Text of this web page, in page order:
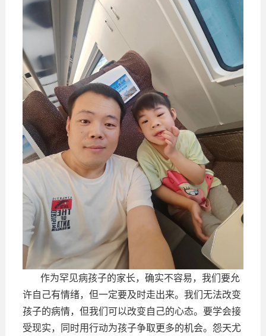
作为罕见病孩子的家长，确实不容易，我们要允
许自己有情绪，但一定要及时走出来。我们无法改变
孩子的病情，但我们可以改变自己的心态。要学会接
受现实，同时用行动为孩子争取更多的机会。怨天尤